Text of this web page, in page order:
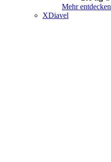
Mehr entdecken
XDiavel